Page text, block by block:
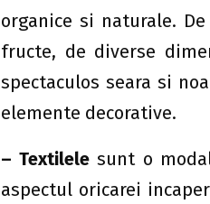
organice si naturale.
fructe, de diverse
spectaculos seara si
elemente decorative.
– Textilelesunt o
aspectul oricarei